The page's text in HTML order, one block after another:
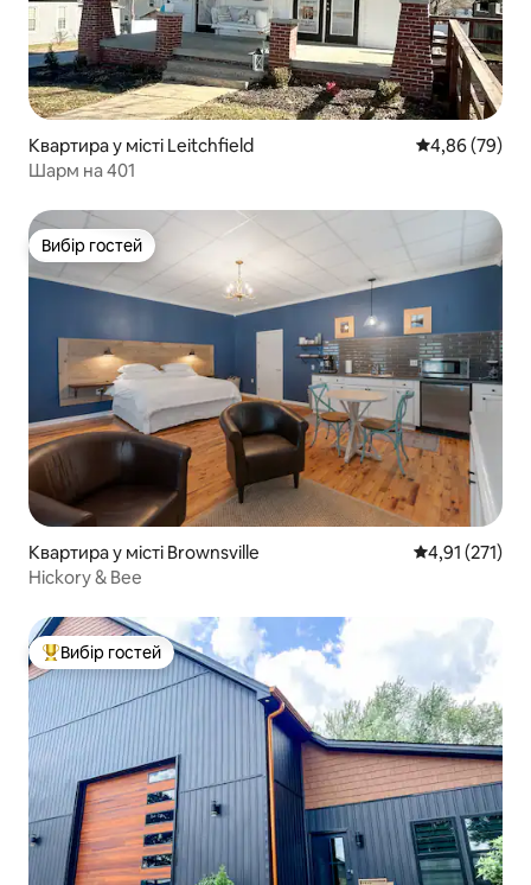
Квартира у місті Leitchfield Середня
4,86 (79)
Шарм на 401
Вибір гостей
Вибір гостей
Квартира у місті Brownsville Середня
4,91 (271)
Hickory & Bee
Топ вибір гостей
Вибір гостей